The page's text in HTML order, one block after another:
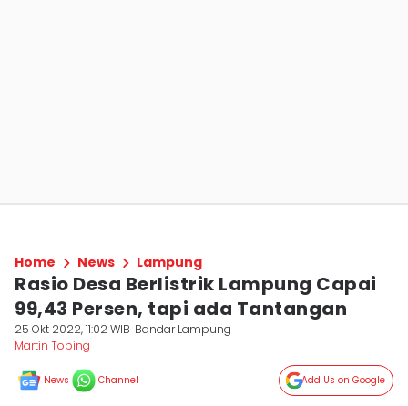
Home News Lampung
Rasio Desa Berlistrik Lampung Capai
99,43 Persen, tapi ada Tantangan
25 Okt 2022, 11:02 WIB Bandar Lampung
Martin Tobing
News Channel Add Us on Google